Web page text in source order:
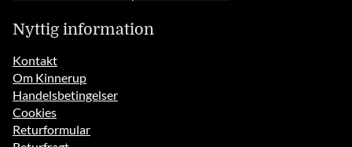
Nyttig information
Kontakt
Om Kinnerup
Handelsbetingelser
Cookies
Returformular